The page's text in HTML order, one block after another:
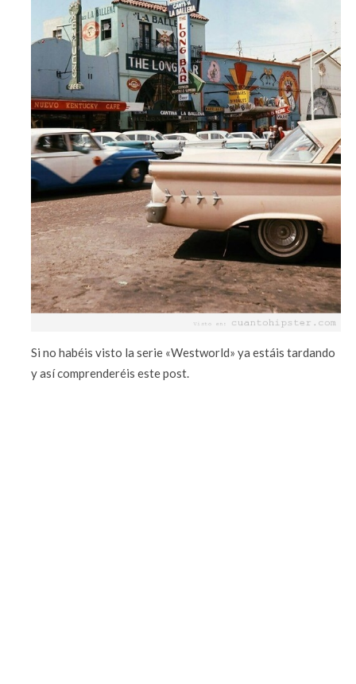
Si no habéis visto la serie «Westworld» ya estáis tardando
y así comprenderéis este post.